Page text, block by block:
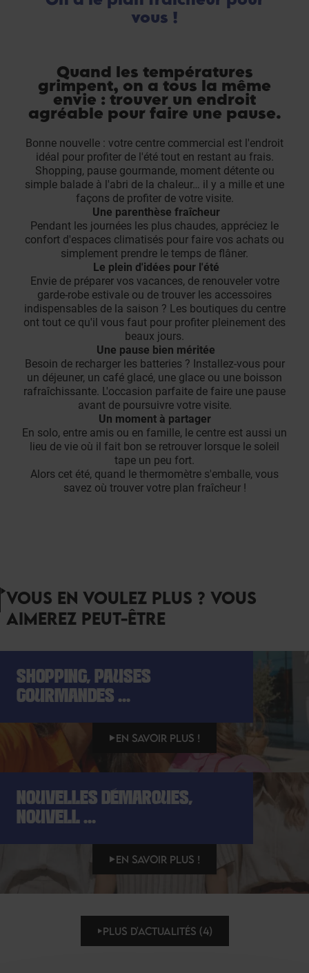
vous !
Quand les températures
grimpent, on a tous la même
envie : trouver un endroit
agréable pour faire une pause.
Bonne nouvelle : votre centre commercial est l'endroit
idéal pour profiter de l'été tout en restant au frais.
Shopping, pause gourmande, moment détente ou
simple balade à l'abri de la chaleur… il y a mille et une
façons de profiter de votre visite.
Une parenthèse fraîcheur
Pendant les journées les plus chaudes, appréciez le
confort d'espaces climatisés pour faire vos achats ou
simplement prendre le temps de flâner.
Le plein d'idées pour l'été
Envie de préparer vos vacances, de renouveler votre
garde-robe estivale ou de trouver les accessoires
indispensables de la saison ? Les boutiques du centre
ont tout ce qu'il vous faut pour profiter pleinement des
beaux jours.
Une pause bien méritée
Besoin de recharger les batteries ? Installez-vous pour
un déjeuner, un café glacé, une glace ou une boisson
rafraîchissante. L'occasion parfaite de faire une pause
avant de poursuivre votre visite.
Un moment à partager
En solo, entre amis ou en famille, le centre est aussi un
lieu de vie où il fait bon se retrouver lorsque le soleil
tape un peu fort.
Alors cet été, quand le thermomètre s'emballe, vous
savez où trouver votre plan fraîcheur !
VOUS EN VOULEZ PLUS ? VOUS
AIMEREZ PEUT-ÊTRE
SHOPPING, PAUSES
GOURMANDES ...
EN SAVOIR PLUS !
NOUVELLES DÉMARQUES,
NOUVELL ...
EN SAVOIR PLUS !
PLUS D'ACTUALITÉS (4)